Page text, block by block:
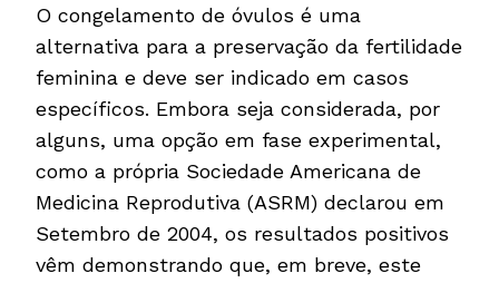
O congelamento de óvulos é uma
alternativa para a preservação da fertilidade
feminina e deve ser indicado em casos
específicos. Embora seja considerada, por
alguns, uma opção em fase experimental,
como a própria Sociedade Americana de
Medicina Reprodutiva (ASRM) declarou em
Setembro de 2004, os resultados positivos
vêm demonstrando que, em breve, este